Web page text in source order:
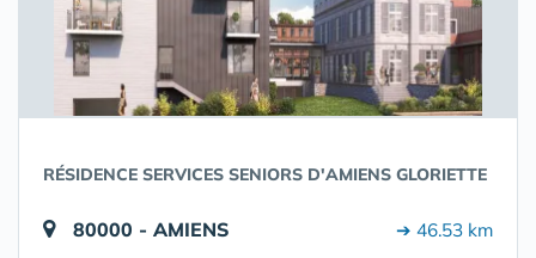
RÉSIDENCE SERVICES SENIORS D'AMIENS GLORIETTE
80000 - AMIENS ➔ 46.53 km